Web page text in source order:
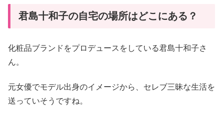
君島十和子の自宅の場所はどこにある？
化粧品ブランドをプロデュースをしている君島十和子さ
ん。
元女優でモデル出身のイメージから、セレブ三昧な生活を
送っていそうですね。